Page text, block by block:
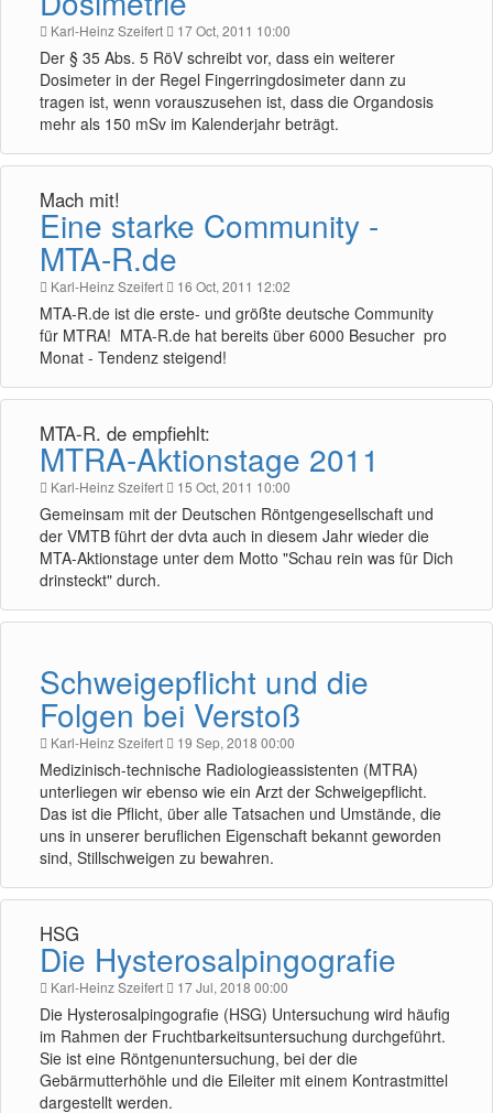
Karl-Heinz Szeifert 17 Oct, 2011 10:00
Der § 35 Abs. 5 RöV schreibt vor, dass ein weiterer
Dosimeter in der Regel Fingerringdosimeter dann zu
tragen ist, wenn vorauszusehen ist, dass die Organdosis
mehr als 150 mSv im Kalenderjahr beträgt.
Mach mit!
Eine starke Community -
MTA-R.de
Karl-Heinz Szeifert 16 Oct, 2011 12:02
MTA-R.de ist die erste- und größte deutsche Community
für MTRA! MTA-R.de hat bereits über 6000 Besucher pro
Monat - Tendenz steigend!
MTA-R. de empfiehlt:
MTRA-Aktionstage 2011
Karl-Heinz Szeifert 15 Oct, 2011 10:00
Gemeinsam mit der Deutschen Röntgengesellschaft und
der VMTB führt der dvta auch in diesem Jahr wieder die
MTA-Aktionstage unter dem Motto "Schau rein was für Dich
drinsteckt" durch.
Schweigepflicht und die
Folgen bei Verstoß
Karl-Heinz Szeifert 19 Sep, 2018 00:00
Medizinisch-technische Radiologieassistenten (MTRA)
unterliegen wir ebenso wie ein Arzt der Schweigepflicht.
Das ist die Pflicht, über alle Tatsachen und Umstände, die
uns in unserer beruflichen Eigenschaft bekannt geworden
sind, Stillschweigen zu bewahren.
HSG
Die Hysterosalpingografie
Karl-Heinz Szeifert 17 Jul, 2018 00:00
Die Hysterosalpingografie (HSG) Untersuchung wird häufig
im Rahmen der Fruchtbarkeitsuntersuchung durchgeführt.
Sie ist eine Röntgenuntersuchung, bei der die
Gebärmutterhöhle und die Eileiter mit einem Kontrastmittel
dargestellt werden.